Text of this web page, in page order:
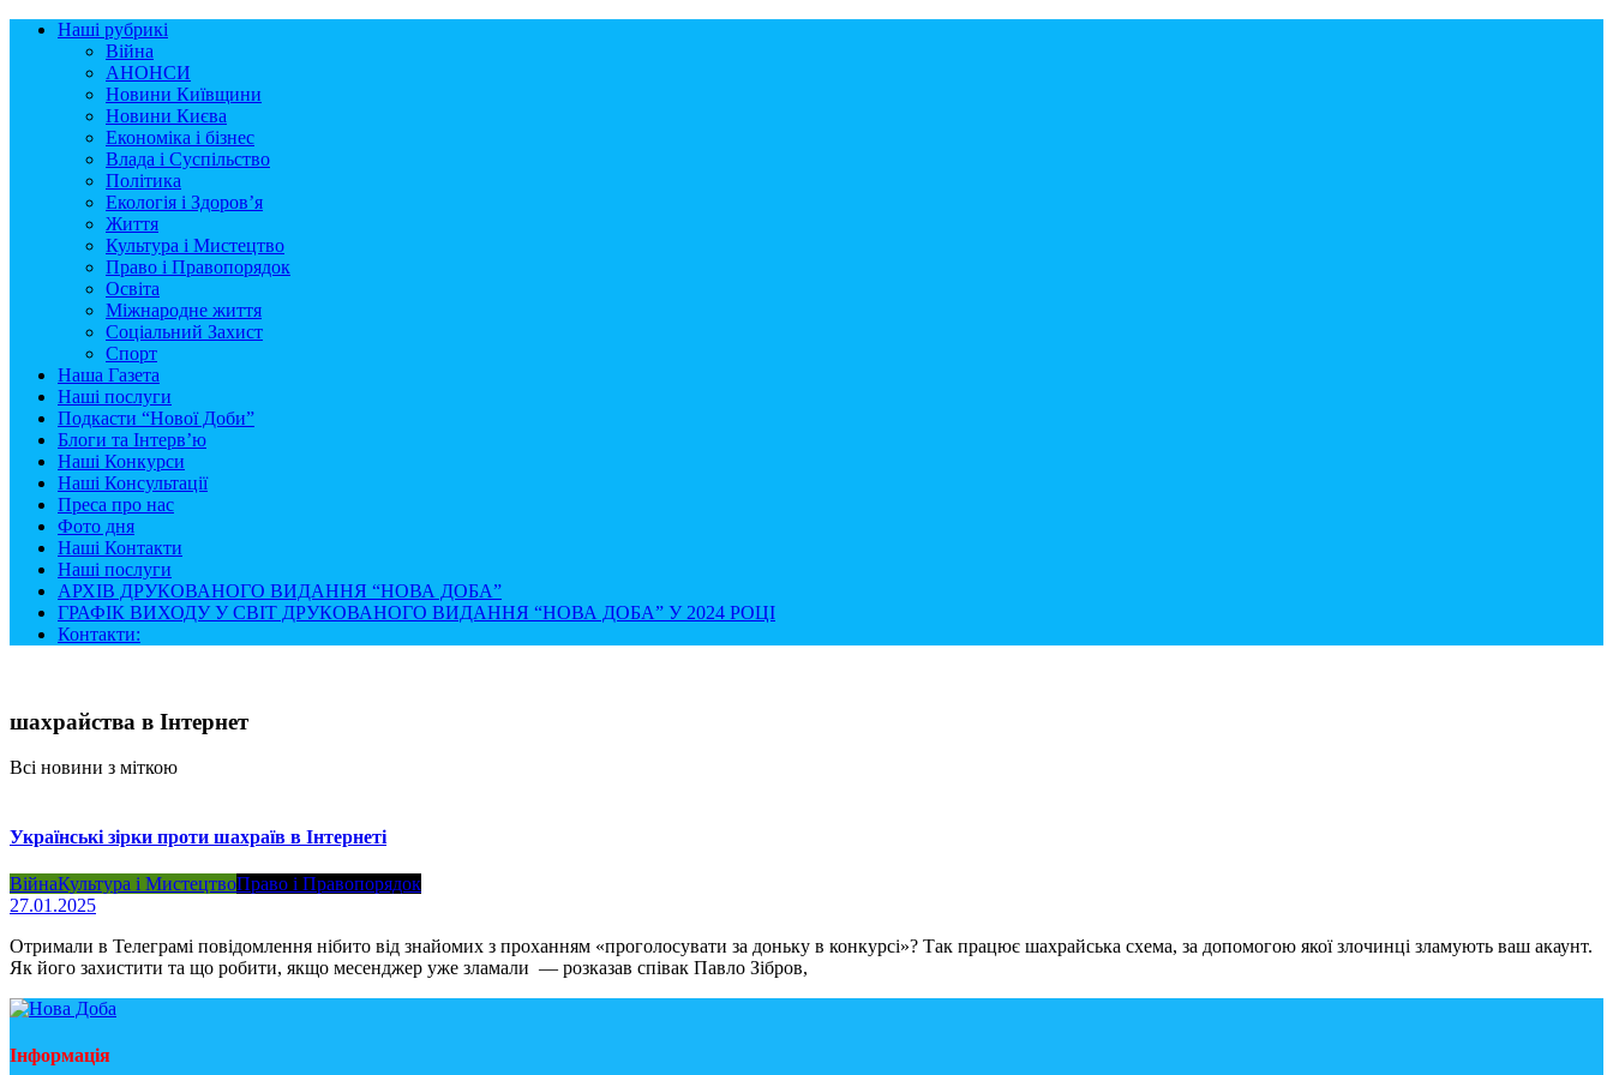
Наші рубрикі
Війна
АНОНСИ
Новини Київщини
Новини Києва
Економіка і бізнес
Влада і Суспільство
Політика
Екологія і Здоров’я
Життя
Культура і Мистецтво
Право і Правопорядок
Освіта
Міжнародне життя
Соціальний Захист
Спорт
Наша Газета
Наші послуги
Подкасти “Нової Доби”
Блоги та Інтерв’ю
Наші Конкурси
Наші Консультації
Преса про нас
Фото дня
Наші Контакти
Наші послуги
АРХІВ ДРУКОВАНОГО ВИДАННЯ “НОВА ДОБА”
ГРАФІК ВИХОДУ У СВІТ ДРУКОВАНОГО ВИДАННЯ “НОВА ДОБА” У 2024 РОЦІ
Контакти:
шахрайства в Інтернет
Всі новини з міткою
Українські зірки проти шахраїв в Інтернеті
ВійнаКультура і МистецтвоПраво і Правопорядок
27.01.2025
Отримали в Телеграмі повідомлення нібито від знайомих з проханням «проголосувати за доньку в конкурсі»? Так працює шахрайська схема, за допомогою якої злочинці зламують ваш акаунт.
Як його захистити та що робити, якщо месенджер уже зламали — розказав співак Павло Зібров,
Інформація